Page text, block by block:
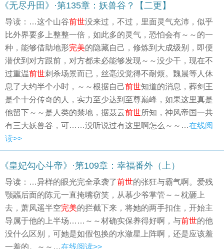
《无尽丹田》·第135章：妖兽谷？【二更】
导读：…这个山谷前世没来过，不过，里面灵气充沛，似乎
比外界要多上整整一倍，如此多的灵气，恐怕会有～～的一
种，能够借助地形完美的隐藏自己，修炼到大成级别，即便
潜伏到对方跟前，对方都未必能够发现～～没少干，现在不
过重温前世刺杀场景而已，丝毫没觉得不耐烦。魏晨等人休
息了大约半个小时，～～根据自己前世知道的消息，葬剑王
是个十分传奇的人，实力至少达到至尊巅峰，如果这里真是
他留下～～是人类的禁地，据聂云前世所知，神风帝国一共
有三大妖兽谷，可……没听说过有这里啊怎么～～…在线阅
读>>
《皇妃勾心斗帝》·第109章：幸福番外（上）
导读：…异样的眼光完全承袭了前世的张狂与霸气啊。爱残
颚疈后面的陈元一直掩嘴窃笑，从慕少爷掌管～～枕砸上
去，萧凤遥半空完美的拦截下来，将她的两手扣住，开始主
导属于他的上半场……～～材确实保养得好啊，与前世的他
没什么区别，可她是如假包换的水潋星上阵啊，还是应该羞
一羞的。～～…在线阅读>>